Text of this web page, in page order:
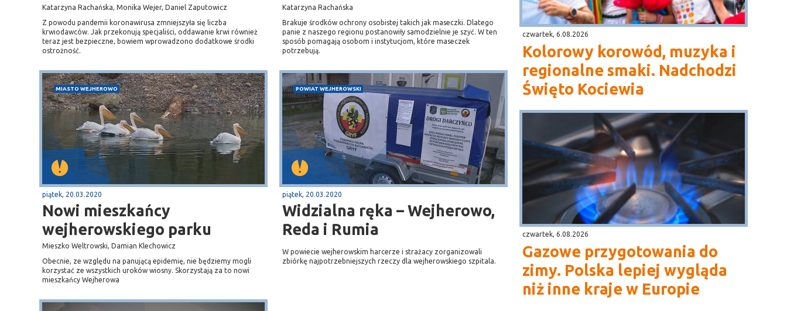
Katarzyna Rachańska, Monika Wejer, Daniel Zaputowicz
Z powodu pandemii koronawirusa zmniejszyła się liczba
krwiodawców. Jak przekonują specjaliści, oddawanie krwi również
teraz jest bezpieczne, bowiem wprowadzono dodatkowe środki
ostrożność.
Katarzyna Rachańska
Brakuje środków ochrony osobistej takich jak maseczki. Dlatego
panie z naszego regionu postanowiły samodzielnie je szyć. W ten
sposób pomagają osobom i instytucjom, które maseczek
potrzebują.
MIASTO WEJHEROWO
piątek, 20.03.2020
Nowi mieszkańcy
wejherowskiego parku
Mieszko Weltrowski, Damian Klechowicz
Obecnie, ze względu na panującą epidemię, nie będziemy mogli
korzystać ze wszystkich uroków wiosny. Skorzystają za to nowi
mieszkańcy Wejherowa
POWIAT WEJHEROWSKI
piątek, 20.03.2020
Widzialna ręka – Wejherowo,
Reda i Rumia
W powiecie wejherowskim harcerze i strażacy zorganizowali
zbiórkę najpotrzebniejszych rzeczy dla wejherowskiego szpitala.
czwartek, 6.08.2026
Kolorowy korowód, muzyka i
regionalne smaki. Nadchodzi
Święto Kociewia
czwartek, 6.08.2026
Gazowe przygotowania do
zimy. Polska lepiej wygląda
niż inne kraje w Europie